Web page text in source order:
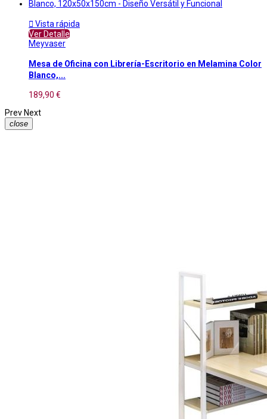
 Vista rápida
Ver Detalle
Meyvaser
Mesa de Oficina con Librería-Escritorio en Melamina Color
Blanco,...
189,90 €
Prev Next
close